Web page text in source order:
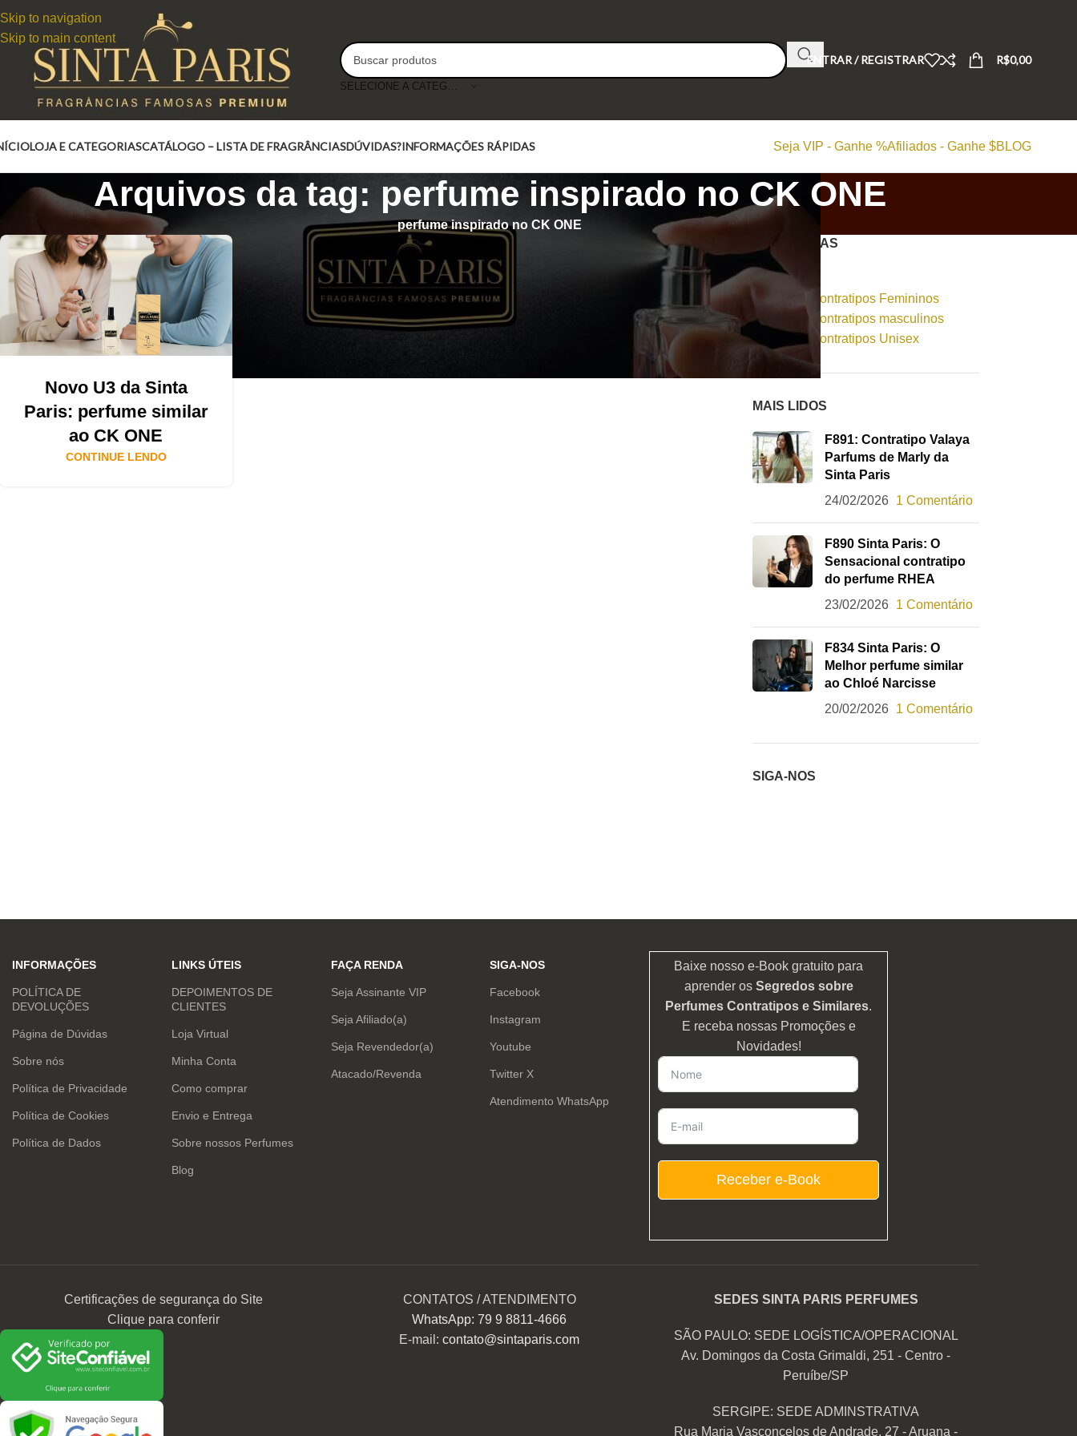
Skip to navigation
Skip to main content
SELECIONE A CATEGORIA
ENTRAR / REGISTRAR R$0,00
LOJA E CATEGORIASCATÁLOGO – LISTA DE FRAGRÂNCIASDÚVIDAS?INFORMAÇÕES RÁPIDAS Seja VIP - Ganhe %Afiliados - Ganhe $BLOG
Arquivos da tag: perfume inspirado no CK ONE
perfume inspirado no CK ONE
Novo U3 da Sinta
Paris: perfume similar
ao CK ONE
CONTINUE LENDO
CATEGORIAS
Dicas
Perfumes Contratipos Femininos
Perfumes Contratipos masculinos
Perfumes Contratipos Unisex
MAIS LIDOS
F891: Contratipo Valaya
Parfums de Marly da
Sinta Paris
24/02/2026 1 Comentário
F890 Sinta Paris: O
Sensacional contratipo
do perfume RHEA
23/02/2026 1 Comentário
F834 Sinta Paris: O
Melhor perfume similar
ao Chloé Narcisse
20/02/2026 1 Comentário
SIGA-NOS
INFORMAÇÕES
POLÍTICA DE
DEVOLUÇÕES
Página de Dúvidas
Sobre nós
Política de Privacidade
Política de Cookies
Política de Dados
LINKS ÚTEIS
DEPOIMENTOS DE
CLIENTES
Loja Virtual
Minha Conta
Como comprar
Envio e Entrega
Sobre nossos Perfumes
Blog
FAÇA RENDA
Seja Assinante VIP
Seja Afiliado(a)
Seja Revendedor(a)
Atacado/Revenda
SIGA-NOS
Facebook
Instagram
Youtube
Twitter X
Atendimento WhatsApp
Baixe nosso e-Book gratuito para
aprender os Segredos sobre
Perfumes Contratipos e Similares.
E receba nossas Promoções e
Novidades!
Receber e-Book
Certificações de segurança do Site
Clique para conferir
CONTATOS / ATENDIMENTO
WhatsApp: 79 9 8811-4666
E-mail:contato@sintaparis.com
SEDES SINTA PARIS PERFUMES
SÃO PAULO: SEDE LOGÍSTICA/OPERACIONAL
Av. Domingos da Costa Grimaldi, 251 - Centro -
Peruíbe/SP
SERGIPE: SEDE ADMINSTRATIVA
Rua Maria Vasconcelos de Andrade, 27 - Aruana -